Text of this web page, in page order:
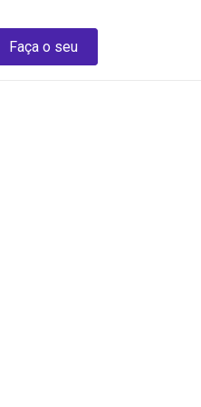
Faça o seu